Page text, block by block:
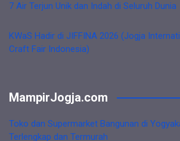
7 Air Terjun Unik dan Indah di Seluruh Dunia
KWaS Hadir di JIFFINA 2026 (Jogja
Craft Fair Indonesia)
MampirJogja.com
Toko dan Supermarket Bangunan di
Terlengkap dan Termurah